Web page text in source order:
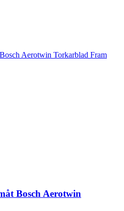
Bosch Aerotwin